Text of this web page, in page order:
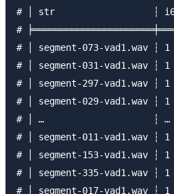
# │ str                  ┆
#
# │ segment-073-vad1.wav
# │ segment-031-vad1.wav
# │ segment-297-vad1.wav
# │ segment-029-vad1.wav
# │ …                    ┆ …
# │ segment-011-vad1.wav
# │ segment-153-vad1.wav
# │ segment-335-vad1.wav
# │ segment-017-vad1.wav